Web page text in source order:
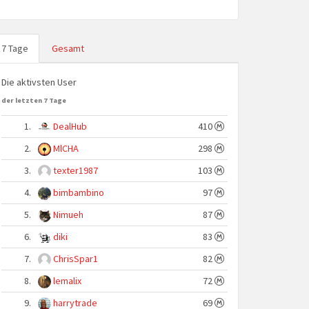
7 Tage Gesamt
Die aktivsten User
der letzten 7 Tage
1. DealHub
410
2.
MlCHA
298
3.
texter1987
103
4.
bimbambino
97
5.
Nimueh
87
6.
diki
83
7.
ChrisSpar1
82
8.
lemalix
72
9.
harrytrade 69